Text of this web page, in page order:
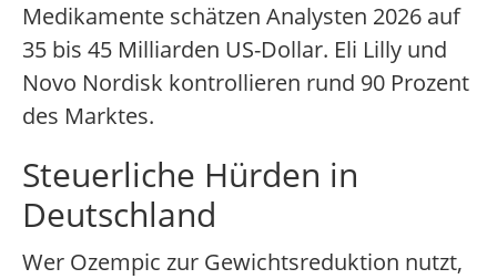
Medikamente schätzen Analysten 2026 auf
35 bis 45 Milliarden US-Dollar. Eli Lilly und
Novo Nordisk kontrollieren rund 90 Prozent
des Marktes.
Steuerliche Hürden in
Deutschland
Wer Ozempic zur Gewichtsreduktion nutzt,